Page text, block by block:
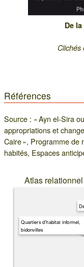
De
Clichés
Références
Source : « Ayn el-Sira
appropriations et
Caire », Programme de
habités, Espaces
Atlas relationnel
Quartiers d’habitat informel,
bidonvilles